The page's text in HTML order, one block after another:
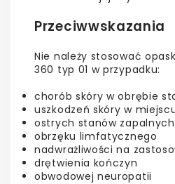
Przeciwwskazania
Nie należy stosować
360 typ 01 w przypadku:
chorób skóry w obrębie
uszkodzeń skóry w
ostrych stanów
obrzęku limfatycznego
nadwrażliwości na
drętwienia kończyn
obwodowej neuropatii